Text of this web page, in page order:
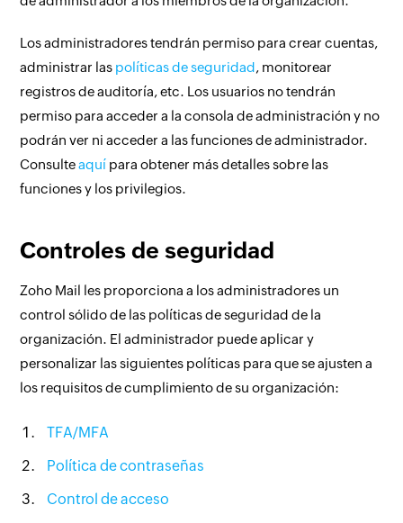
Los administradores tendrán permiso para crear cuentas,
administrar las políticas de seguridad, monitorear
registros de auditoría, etc. Los usuarios no tendrán
permiso para acceder a la consola de administración y no
podrán ver ni acceder a las funciones de administrador.
Consulteaquí para obtener más detalles sobre las
funciones y los privilegios.
Controles de seguridad
Zoho Mail les proporciona a los administradores un
control sólido de las políticas de seguridad de la
organización. El administrador puede aplicar y
personalizar las siguientes políticas para que se ajusten a
los requisitos de cumplimiento de su organización:
TFA/MFA
Política de contraseñas
Control de acceso